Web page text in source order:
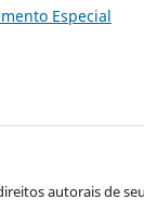
Especial
autorais de